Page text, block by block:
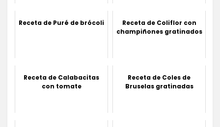
Receta de Puré de brócoli
Receta de Coliflor con
champiñones gratinados
Receta de Calabacitas
con tomate
Receta de Coles de
Bruselas gratinadas